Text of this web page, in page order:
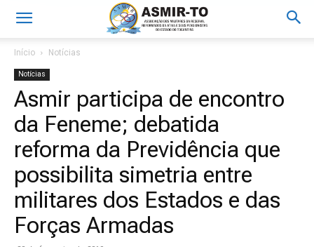
Início Notícias
Notícias
Asmir participa de encontro
da Feneme; debatida
reforma da Previdência que
possibilita simetria entre
militares dos Estados e das
Forças Armadas